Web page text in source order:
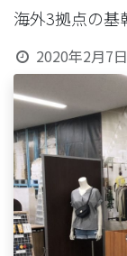
海外3拠点の
2020年2月7日